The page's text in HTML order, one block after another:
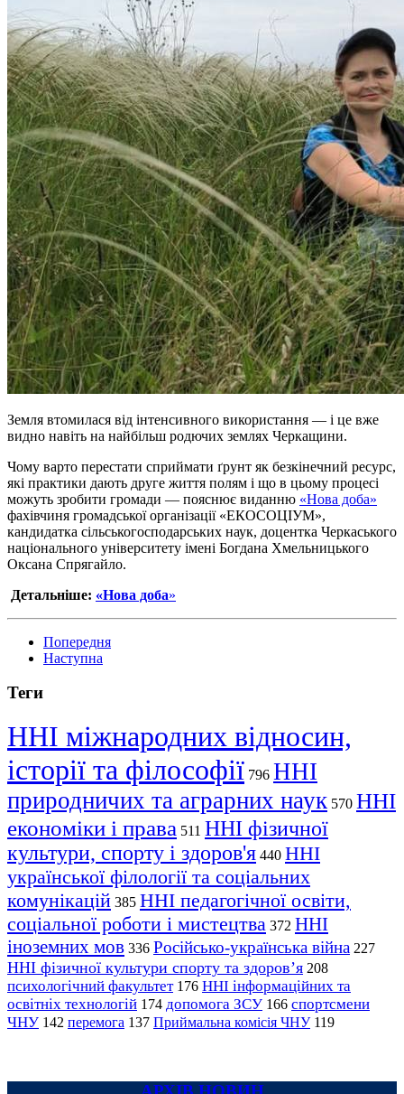
Земля втомилася від інтенсивного використання — і це вже
видно навіть на найбільш родючих землях Черкащини.
Чому варто перестати сприймати ґрунт як безкінечний ресурс,
які практики дають друге життя полям і що в цьому процесі
можуть зробити громади — пояснює виданню «Нова доба»
фахівчиня громадської організації «ЕКОСОЦІУМ»,
кандидатка сільськогосподарських наук, доцентка Черкаського
національного університету імені Богдана Хмельницького
Оксана Спрягайло.
Детальніше: «Нова доба»
Попередня
Наступна
Теги
ННІ міжнародних відносин,
історії та філософії 796 ННІ
природничих та аграрних наук 570 ННІ
економіки і права 511 ННІ фізичної
культури, спорту і здоров'я 440 ННІ
української філології та соціальних
комунікацій 385 ННІ педагогічної освіти,
соціальної роботи і мистецтва 372 ННІ
іноземних мов 336 Російсько-українська війна 227
ННІ фізичної культури спорту та здоров’я 208
психологічний факультет 176 ННІ інформаційних та
освітніх технологій 174 допомога ЗСУ 166 спортсмени
ЧНУ 142 перемога 137 Приймальна комісія ЧНУ 119